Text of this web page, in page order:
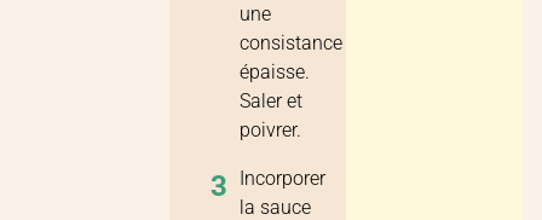
une
consistance
épaisse.
Saler et
poivrer.
3
Incorporer
la sauce